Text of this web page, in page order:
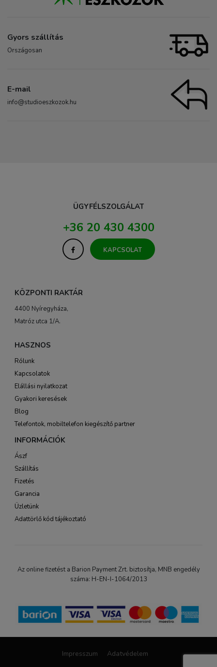
Gyors szállítás
Országosan
E-mail
info@studioeszkozok.hu
ÜGYFÉLSZOLGÁLAT
+36 20 430 4300
KAPCSOLAT
KÖZPONTI RAKTÁR
4400 Nyíregyháza,
Matróz utca 1/A.
HASZNOS
Rólunk
Kapcsolatok
Elállási nyilatkozat
Gyakori keresések
Blog
Telefontok, mobiltelefon kiegészítő partner
INFORMÁCIÓK
Ászf
Szállítás
Fizetés
Garancia
Üzletünk
Adattörlő kód tájékoztató
Az online fizetést a Barion Payment Zrt. biztosítja, MNB engedély
száma: H-EN-I-1064/2013
Impresszum Adatvédelem